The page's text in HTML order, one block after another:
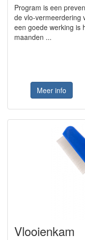
Program is een
de vlo-vermeerdering
een goede werking is
maanden ...
Meer info
Vlooienkam